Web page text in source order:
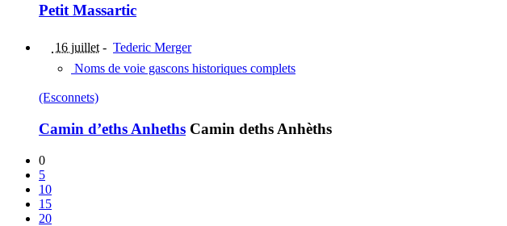
Petit Massartic
16 juillet - Tederic Merger
Noms de voie gascons historiques complets
(Esconnets)
Camin d’eths Anheths Camin deths Anhèths
0
5
10
15
20